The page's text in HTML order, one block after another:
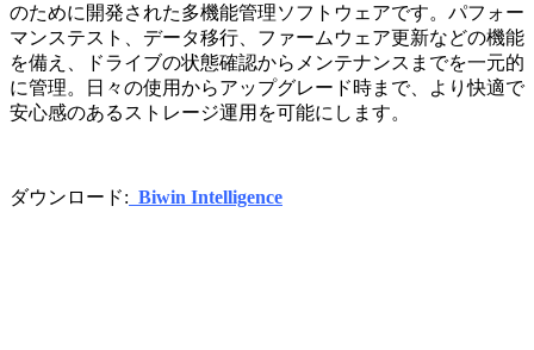
のために開発された多機能管理ソフトウェアです。パフォー
マンステスト、データ移行、ファームウェア更新などの機能
を備え、ドライブの状態確認からメンテナンスまでを一元的
に管理。日々の使用からアップグレード時まで、より快適で
安心感のあるストレージ運用を可能にします。
ダウンロード: Biwin Intelligence